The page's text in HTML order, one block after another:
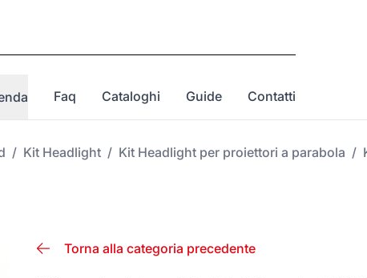
Faq Cataloghi Guide Contatti
/ Kit Headlight / Kit Headlight per proiettori a parabola /
Torna alla categoria precedente